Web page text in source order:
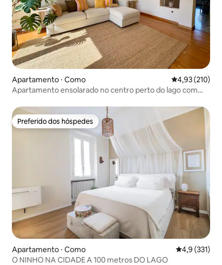
Apartamento ⋅ Como 4,93 de uma
4,93 (210)
Apartamento ensolarado no centro perto do lago com
Preferido dos hóspedes
Preferido dos hóspedes
Apartamento ⋅ Como 4,9 de uma
4,9 (331)
O NINHO NA CIDADE A 100 metros DO LAGO